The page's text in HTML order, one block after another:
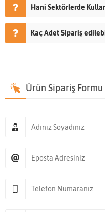
Hani Sektörlerde
Kaç Adet Sipariş
Ürün Sipariş Formu